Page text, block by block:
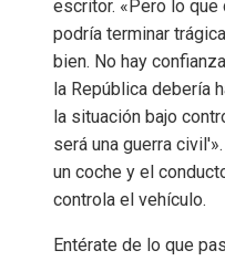
escritor. «Pero lo
podría terminar
bien. No hay
la República debería
la situación bajo
será una guerra
un coche y el
controla el vehículo.
Entérate de lo que